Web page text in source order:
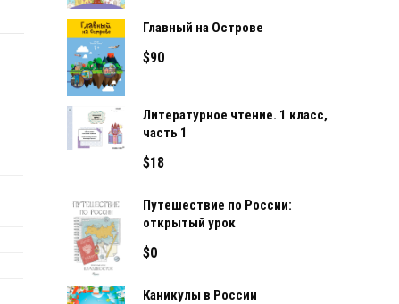
Главный на Острове
$90
Литературное чтение. 1 класс,
часть 1
$18
Путешествие по России:
открытый урок
$0
Каникулы в России